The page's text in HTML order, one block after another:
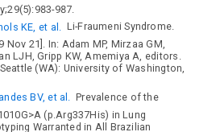
987.
KE, et al.
Li-Fraumeni Syndrome.
21]. In: Adam MP, Mirzaa GM,
LJH, Gripp KW, Amemiya A, editors.
(WA): University of Washington,
BV, et al. Prevalence of the
(p.Arg337His) in Lung
Warranted in All Brazilian